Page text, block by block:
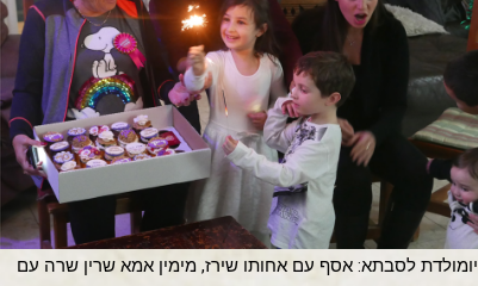
יומולדת לסבתא: אסף עם אחותו שירז, מימין אמא שרין שרה עם